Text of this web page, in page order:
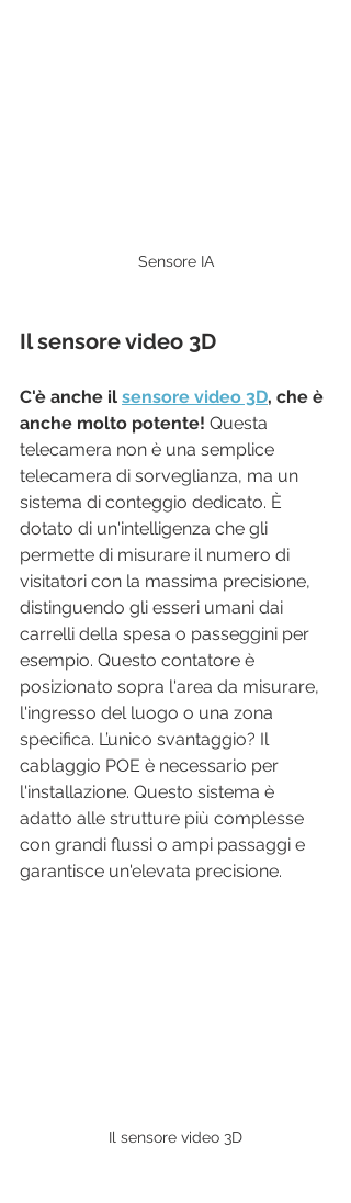
Sensore IA
Il sensore video 3D
C'è anche il sensore video 3D, che è
anche molto potente! Questa
telecamera non è una semplice
telecamera di sorveglianza, ma un
sistema di conteggio dedicato. È
dotato di un'intelligenza che gli
permette di misurare il numero di
visitatori con la massima precisione,
distinguendo gli esseri umani dai
carrelli della spesa o passeggini per
esempio. Questo contatore è
posizionato sopra l'area da misurare,
l'ingresso del luogo o una zona
specifica. L’unico svantaggio? Il
cablaggio POE è necessario per
l'installazione. Questo sistema è
adatto alle strutture più complesse
con grandi flussi o ampi passaggi e
garantisce un'elevata precisione.
Il sensore video 3D